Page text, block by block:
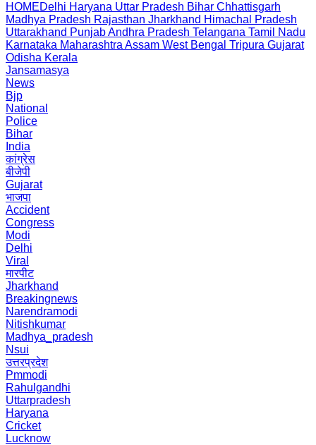
HOMEDelhi Haryana Uttar Pradesh Bihar Chhattisgarh
Madhya Pradesh Rajasthan Jharkhand Himachal Pradesh
Uttarakhand PunjabAndhra Pradesh Telangana Tamil Nadu
Karnataka Maharashtra Assam West Bengal Tripura Gujarat
Odisha Kerala
Jansamasya
News
Bjp
National
Police
Bihar
India
कांग्रेस
बीजेपी
Gujarat
भाजपा
Accident
Congress
Modi
Delhi
Viral
मारपीट
Jharkhand
Breakingnews
Narendramodi
Nitishkumar
Madhya_pradesh
Nsui
उत्तरप्रदेश
Pmmodi
Rahulgandhi
Uttarpradesh
Haryana
Cricket
Lucknow